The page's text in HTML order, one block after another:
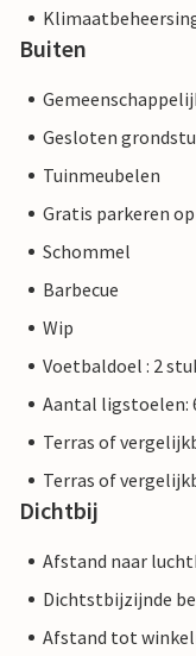
Buiten
Gesloten
Tuinmeubelen
Gratis parkeren
Schommel
Barbecue
Wip
Voetbaldoel : 2
Aantal ligstoelen:
Terras of
Terras of
Dichtbij
Afstand naar
Dichtstbijzijnde
Afstand tot